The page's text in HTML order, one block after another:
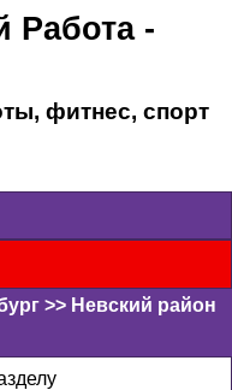
Работа-
фитнес, спорт
>> Невский район